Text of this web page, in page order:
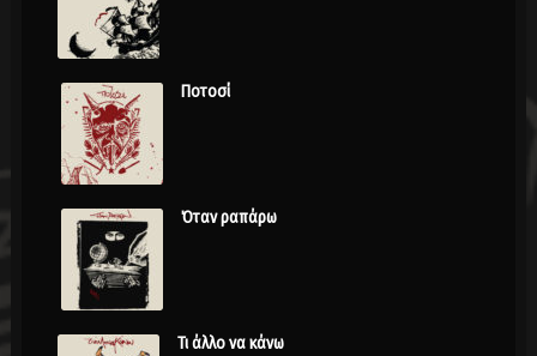
Ποτοσί
Όταν ραπάρω
Τι άλλο να κάνω